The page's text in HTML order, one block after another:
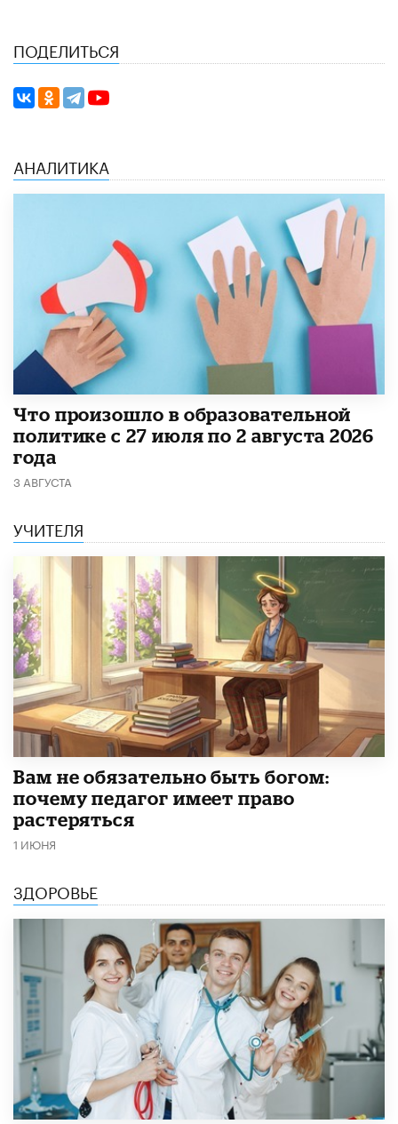
ПОДЕЛИТЬСЯ
АНАЛИТИКА
​Что произошло в образовательной
политике с 27 июля по 2 августа 2026
года
3 АВГУСТА
УЧИТЕЛЯ
​Вам не обязательно быть богом:
почему педагог имеет право
растеряться
1 ИЮНЯ
ЗДОРОВЬЕ